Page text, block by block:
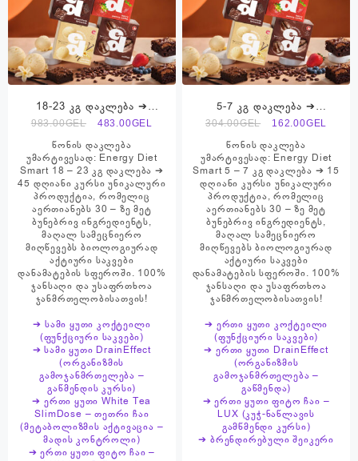
18-23 კგ დაკლება ➔
პროდუქტების ნაკრები ➔
Energy Diet Smart
983.00GEL
Original
was:
983.00₾.
483.00GEL
is:
483.00₾.
წონის დაკლება
უმარტივესად: Energy Diet
Smart 18 – 23 კგ დაკლება ➔
45 დღიანი კურსი უნიკალური
პროდუქტია, რომელიც
აერთიანებს 30 – ზე მეტ
ბუნებრივ ინგრედიენტს,
მაღალ სამეცნიერო
მიღწევებს ბიოლოგიურად
აქტიური საკვები
დანამატების სფეროში. 100%
ჯანსაღი და უსაფრთხოა
ჯანმრთელობისათვის!
➔ სამი ყუთი კოქტეილი
(ფუნქციური საკვები)
➔ სამი ყუთი DrainEffect
(ორგანიზმის
გამოჯანმრთელება –
გაწმენდის კურსი)
➔ ერთი ყუთი White Tea
SlimDose – თეთრი ჩაი
(მეტაბოლიზმის აქტივაცია –
მადის კონტროლი)
➔ ერთი ყუთი ფიტო ჩაი –
5-7 კგ დაკლება ➔
პროდუქტების ნაკრები ➔
Energy Diet Smart
304.00GEL
Original
price
was:
304.00₾.
162.00GEL
is:
წონის დაკლება
უმარტივესად: Energy Diet
Smart 5 – 7 კგ დაკლება ➔ 15
დღიანი კურსი უნიკალური
პროდუქტია, რომელიც
აერთიანებს 30 – ზე მეტ
ბუნებრივ ინგრედიენტს,
მაღალ სამეცნიერო
მიღწევებს ბიოლოგიურად
აქტიური საკვები
დანამატების სფეროში. 100%
ჯანსაღი და უსაფრთხოა
ჯანმრთელობისათვის!
➔ ერთი ყუთი კოქტეილი
(ფუნქციური საკვები)
➔ ერთი ყუთი DrainEffect
(ორგანიზმის
გამოჯანმრთელება –
გაწმენდა)
➔ ერთი ყუთი ფიტო ჩაი –
LUX (კუჭ-ნაწლავის
გამწმენდი კურსი)
➔ ბრენდირებული შეიკერი